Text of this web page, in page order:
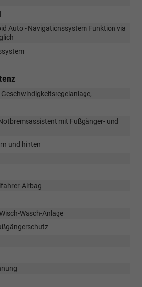
Auto - Navigationssystem Funktion via
mit Fußgänger- und
und hinten
Airbag
Wasch-Anlage